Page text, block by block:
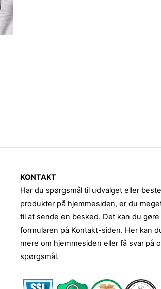
KONTAKT
Har du spørgsmål til udvalget eller
produkter på hjemmesiden, er du
til at sende en besked. Det kan du gøre
formularen på Kontakt-siden. Her kan
mere om hjemmesiden eller få svar på
spørgsmål.